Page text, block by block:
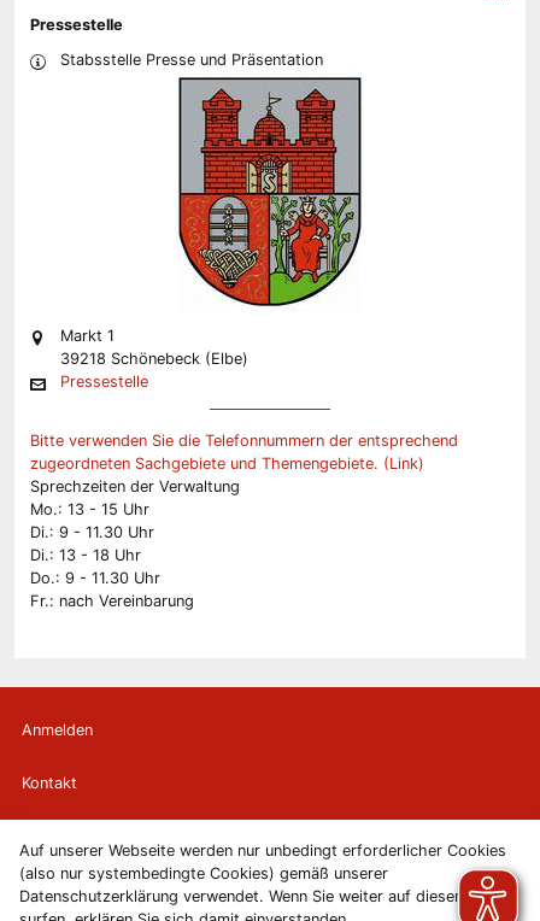
Auf unserer Webseite werden nur unbedingt erforderlicher Cookies
(also nur systembedingte Cookies) gemäß unserer
Datenschutzerklärung verwendet. Wenn Sie weiter auf diesen Seiten
Pressestelle
Stabsstelle Presse und Präsentation
Markt 1
39218 Schönebeck (Elbe)
Pressestelle
Bitte verwenden Sie die Telefonnummern der entsprechend
zugeordneten Sachgebiete und Themengebiete. (Link)
Sprechzeiten der Verwaltung
Mo.: 13 - 15 Uhr
Di.: 9 - 11.30 Uhr
Di.: 13 - 18 Uhr
Do.: 9 - 11.30 Uhr
Fr.: nach Vereinbarung
Anmelden
Kontakt
Newsletterabmeldung